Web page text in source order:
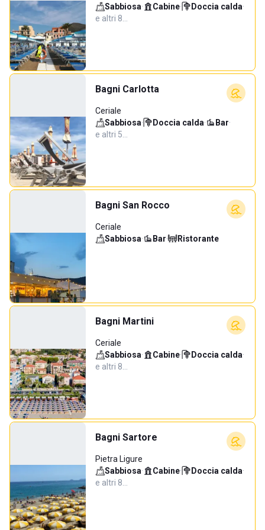
Sabbiosa· Cabine· Doccia calda·
e altri 8…
Bagni Carlotta
Ceriale
Sabbiosa· Doccia calda· Bar·
e altri 5…
Bagni San Rocco
Ceriale
Sabbiosa· Bar· Ristorante
Bagni Martini
Ceriale
Sabbiosa· Cabine· Doccia calda·
e altri 8…
Bagni Sartore
Pietra Ligure
Sabbiosa· Cabine· Doccia calda·
e altri 8…